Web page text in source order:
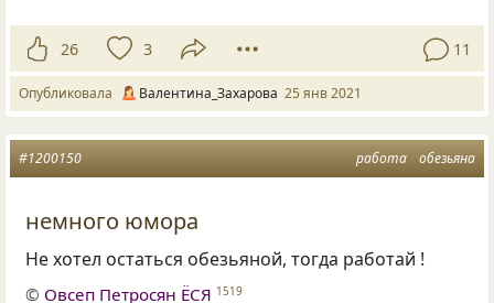
26 3 11
Опубликовала Валентина_Захарова 25 янв 2021
работа обезьяна
#1200150
немного юмора
Не хотел остаться обезьяной, тогда работай !
© Овсеп Петросян ЁСЯ 1519